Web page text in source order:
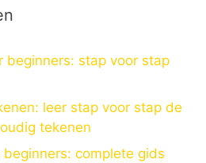
beginners: stap voor stap
leer stap voor stap de
tekenen
complete gids